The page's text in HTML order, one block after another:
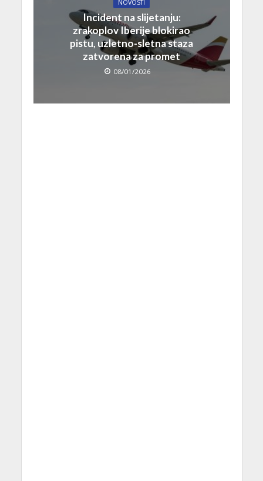
NOVOSTI
Incident na slijetanju:
zrakoplov Iberije blokirao
pistu, uzletno-sletna staza
zatvorena za promet
08/01/2026